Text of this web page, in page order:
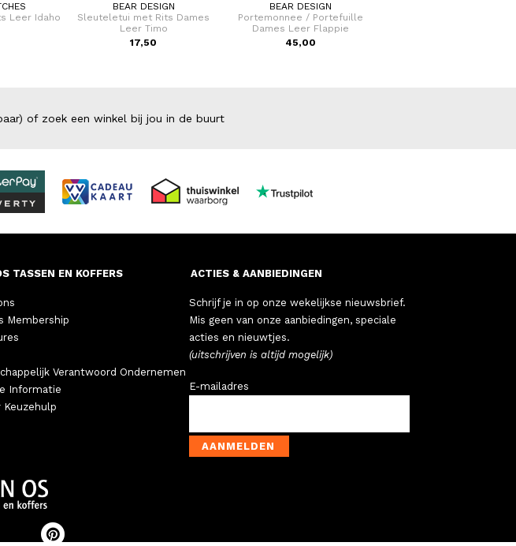
Leer Idaho
BEAR DESIGN
Sleuteletui met Rits Dames
Leer Timo
17,50
BEAR DESIGN
Portemonnee / Portefuille
Dames Leer Flappie
45,00
of zoek een winkel bij jou in de buurt
TASSEN EN KOFFERS
Membership
Verantwoord Ondernemen
Informatie
Keuzehulp
ACTIES & AANBIEDINGEN
Schrijf je in op onze wekelijkse nieuwsbrief.
Mis geen van onze aanbiedingen, speciale
acties en nieuwtjes.
(uitschrijven is altijd mogelijk)
E-mailadres
AANMELDEN